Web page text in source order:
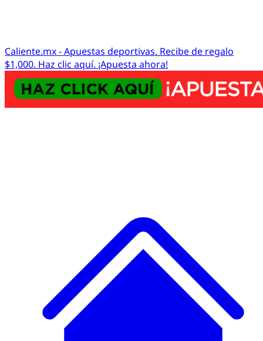
Caliente.mx - Apuestas deportivas. Recibe de regalo
$1,000. Haz clic aquí. ¡Apuesta ahora!